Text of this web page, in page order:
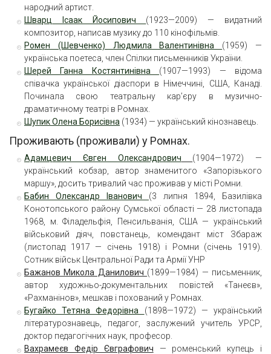
народний артист.
Шварц Ісаак Йосипович (1923—2009) — видатний
композитор, написав музику до 110 кінофільмів.
Ромен (Шевченко) Людмила Валентинівна (1959) —
українська поетеса, член Спілки письменників України.
Шерей Ганна Костянтинівна (1907—1993) — відома
співачка української діаспори в Німеччині, США, Канаді.
Починала свою театральну кар’єру в музично-
драматичному театрі в Ромнах.
Шупик Олена Борисівна (1934) — український кінознавець.
Проживають (проживали) у Ромнах.
Адамцевич Євген Олександрович
(1904—1972) —
український кобзар, автор знаменитого «Запорізького
маршу», досить тривалий час проживав у місті Ромни.
Бабин Олександр Іванович (3 липня 1894, Базилівка
Конотопського району Сумської області — 28 листопада
1968, м. Філадельфія, Пенсильванія, США — український
військовий діяч, повстанець, комендант міст Збараж
(листопад 1917 — січень 1918) і Ромни (січень 1919).
Сотник військ Центральної Ради та Армії УНР
Бажанов Микола Данилович (1899—1984) — письменник,
автор художньо-документальних повістей «Танеєв»,
«Рахманінов», мешкав і похований у Ромнах.
Бугайко Тетяна Федорівна (1898—1972) — український
літературознавець, педагог, заслужений учитель УРСР,
доктор педагогічних наук, професор.
Вахрамеєв Федір Євграфович — роменський купець і